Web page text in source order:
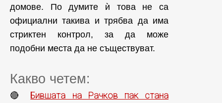
домове. По думите ѝ това не са
официални такива и трябва да има
стриктен контрол, за да може
подобни места да не съществуват.
Какво четем:
🔴 Бившата на Рачков пак стана